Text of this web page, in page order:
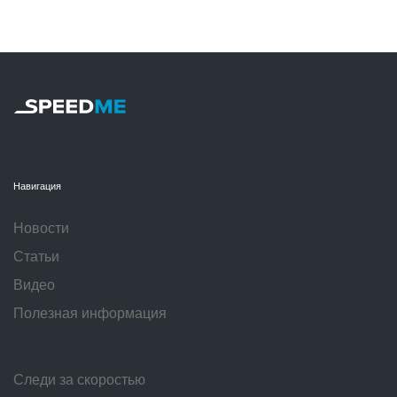
Навигация
Новости
Статьи
Видео
Полезная информация
Следи за скоростью